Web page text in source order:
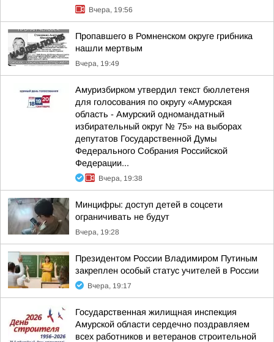
Вчера, 19:56
Пропавшего в Ромненском округе грибника
нашли мертвым
Вчера, 19:49
Амуризбирком утвердил текст бюллетеня
для голосования по округу «Амурская
область - Амурский одномандатный
избирательный округ № 75» на выборах
депутатов Государственной Думы
Федерального Собрания Российской
Федерации...
Вчера, 19:38
Минцифры: доступ детей в соцсети
ограничивать не будут
Вчера, 19:28
Президентом России Владимиром Путиным
закреплен особый статус учителей в России
Вчера, 19:17
Государственная жилищная инспекция
Амурской области сердечно поздравляем
всех работников и ветеранов строительной